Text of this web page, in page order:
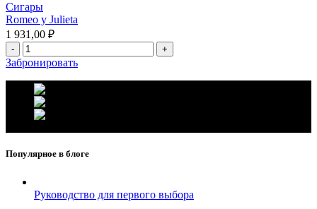
Сигары
Romeo y Julieta
1 931,00 ₽
Забронировать
Популярное в блоге
Руководство для первого выбора